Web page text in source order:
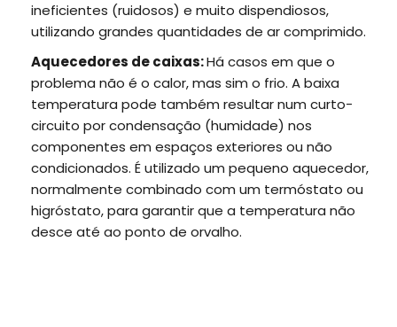
ineficientes (ruidosos) e muito dispendiosos,
utilizando grandes quantidades de ar comprimido.
Aquecedores de caixas:Há casos em que o
problema não é o calor, mas sim o frio. A baixa
temperatura pode também resultar num curto-
circuito por condensação (humidade) nos
componentes em espaços exteriores ou não
condicionados. É utilizado um pequeno aquecedor,
normalmente combinado com um termóstato ou
higróstato, para garantir que a temperatura não
desce até ao ponto de orvalho.